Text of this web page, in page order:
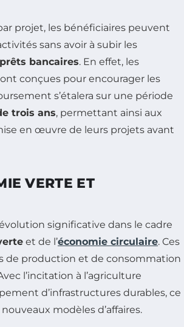
projet, les bénéficiaires peuvent
sans avoir à subir les
prêts bancaires. En effet, les
conçues pour encourager les
s’étalera sur une période
trois ans, permettant ainsi aux
en œuvre de leurs projets avant
VERTE ET
significative dans le cadre
et de l’économie circulaire. Ces
de production et de consommation
l’incitation à l’agriculture
d’infrastructures durables, ce
modèles d’affaires.